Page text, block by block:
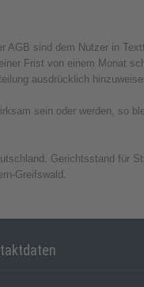
sind dem Nutzer in
Frist von einem Monat
ausdrücklich
sein oder werden, so
Gerichtsstand für
Greifswald.